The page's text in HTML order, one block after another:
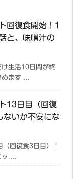
回復食開始！1
と、味噌汁の
け生活10日間が終
めます ...
13日目（回復
ないか不安にな
（回復食3日目）！
ッ ...